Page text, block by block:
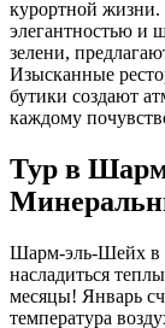
курортной жизни.
элегантностью и
зелени,
Изысканные
бутики создают
каждому
Тур в
Шарм-эль-Шейх в
насладиться
месяцы! Январь
температура